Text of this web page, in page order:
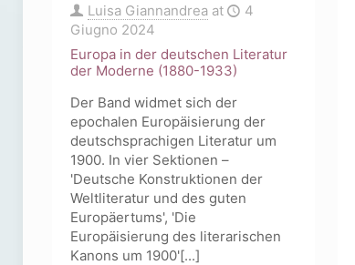
Luisa Giannandrea at
4
Giugno 2024
Europa in der deutschen Literatur
der Moderne (1880-1933)
Der Band widmet sich der
epochalen Europäisierung der
deutschsprachigen Literatur um
1900. In vier Sektionen –
'Deutsche Konstruktionen der
Weltliteratur und des guten
Europäertums', 'Die
Europäisierung des literarischen
Kanons um 1900'[...]